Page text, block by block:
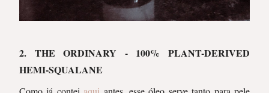
2. THE ORDINARY - 100% PLANT-DERIVED
HEMI-SQUALANE